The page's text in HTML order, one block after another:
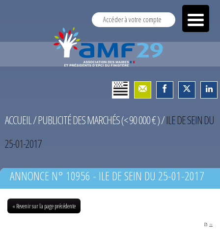
Accéder à votre compte
ACCUEIL/PUBLICITÉ DES MARCHÉS (< 90 000 € )/ILE DE SEIN DU
25-01-2017
ANNONCE N° 10956 - ILE DE SEIN DU 25-01-2017
« Revenir sur la page précédente
PDF